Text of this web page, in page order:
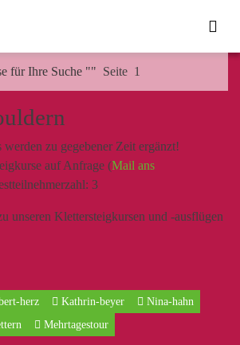
für Ihre Suche "" Seite 1
zu gegebener Zeit ergänzt!
auf Anfrage (Mail ans
3
unseren Klettersteigkursen und -ausflügen
herz Kathrin-beyer
Nina-hahn
Mehrtagestour